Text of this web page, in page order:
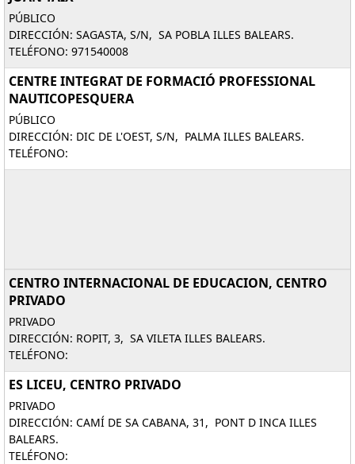
PÚBLICO
DIRECCIÓN: SAGASTA, S/N, SA POBLA ILLES BALEARS.
TELÉFONO: 971540008
CENTRE INTEGRAT DE FORMACIÓ PROFESSIONAL
NAUTICOPESQUERA
PÚBLICO
DIRECCIÓN: DIC DE L'OEST, S/N, PALMA ILLES BALEARS.
TELÉFONO:
CENTRO INTERNACIONAL DE EDUCACION, CENTRO
PRIVADO
PRIVADO
DIRECCIÓN: ROPIT, 3, SA VILETA ILLES BALEARS.
TELÉFONO:
ES LICEU, CENTRO PRIVADO
PRIVADO
DIRECCIÓN: CAMÍ DE SA CABANA, 31, PONT D INCA ILLES
BALEARS.
TELÉFONO: